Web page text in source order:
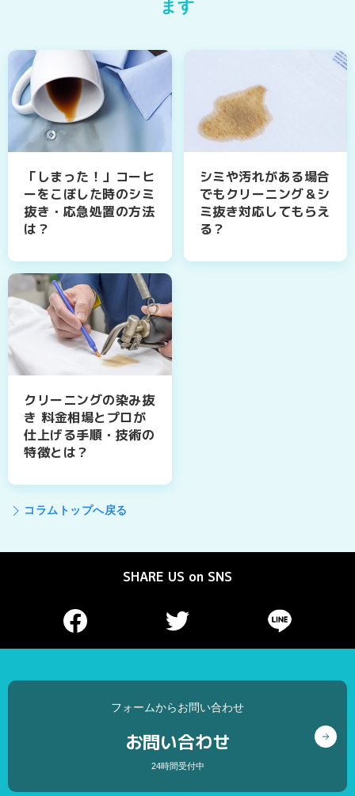
ます
「しまった！」コーヒ
ーをこぼした時のシミ
抜き・応急処置の方法
は？
シミや汚れがある場合
でもクリーニング＆シ
ミ抜き対応してもらえ
る？
クリーニングの染み抜
き 料金相場とプロが
仕上げる手順・技術の
特徴とは？
コラムトップへ戻る
SHARE US on SNS
フォームからお問い合わせ
お問い合わせ
24時間受付中